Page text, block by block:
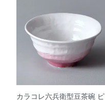
カラコレ六兵衛型豆茶碗 ピ